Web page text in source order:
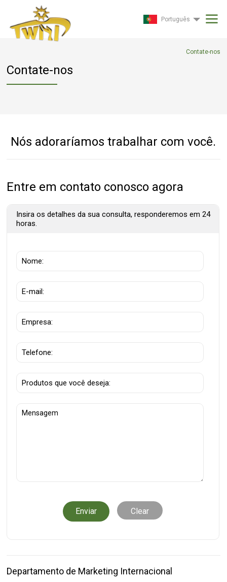
Português
Contate-nos
Contate-nos
Nós adoraríamos trabalhar com você.
Entre em contato conosco agora
Insira os detalhes da sua consulta, responderemos em 24
horas.
Clear
Departamento de Marketing Internacional